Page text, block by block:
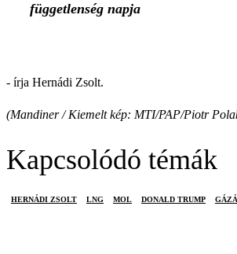
függetlenség napja
- írja Hernádi Zsolt.
(Mandiner / Kiemelt kép: MTI/PAP/Piotr
Kapcsolódó témák
HERNÁDI ZSOLT LNG MOL DONALD TRUMP